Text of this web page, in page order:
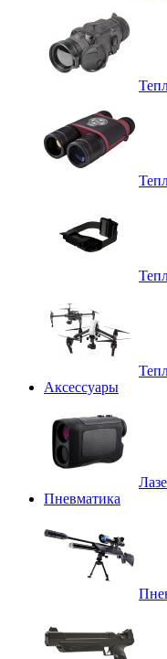
Аксессуары
Пневматика